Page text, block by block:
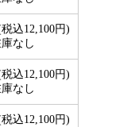
込12,100円)
なし
込12,100円)
なし
込12,100円)